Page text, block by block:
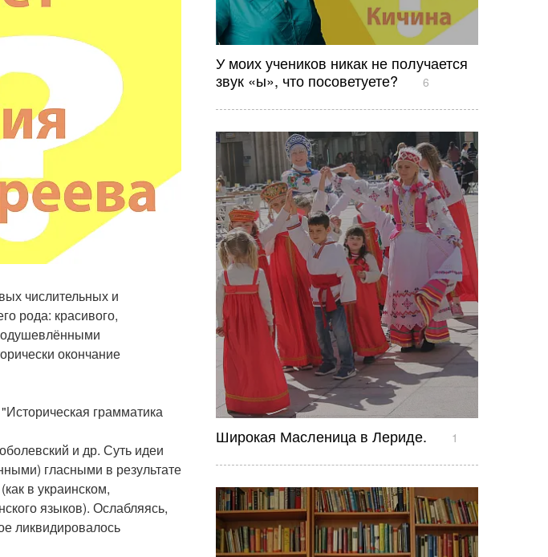
числительных и
рода: красивого,
одушевлёнными
окончание
грамматика
и др. Суть идеи
гласными в результате
в украинском,
языков). Ослабляясь,
ликвидировалось
У моих учеников никак не получается
звук «ы», что посоветуете?
6
Широкая Масленица в Лериде. 1